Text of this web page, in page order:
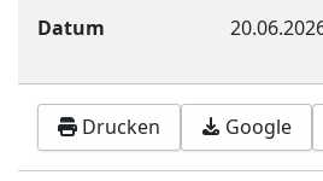
Datum
Drucken Google